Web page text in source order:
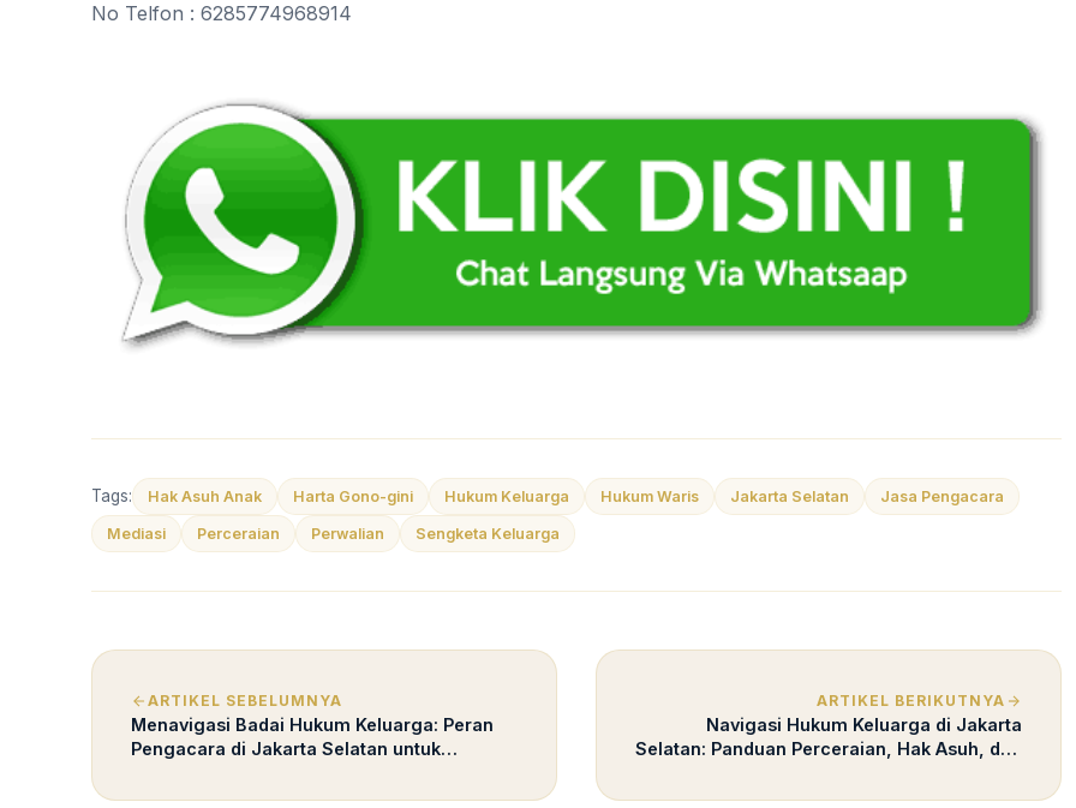
No Telfon : 6285774968914
Tags: Hak Asuh Anak Harta Gono-gini Hukum Keluarga Hukum Waris Jakarta Selatan Jasa Pengacara
Mediasi Perceraian Perwalian Sengketa Keluarga
ARTIKEL SEBELUMNYA
Menavigasi Badai Hukum Keluarga: Peran
Pengacara di Jakarta Selatan untuk
ARTIKEL BERIKUTNYA
Navigasi Hukum Keluarga di Jakarta
Selatan: Panduan Perceraian, Hak Asuh, dan